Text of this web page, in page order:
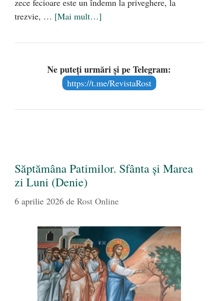
zece fecioare este un îndemn la priveghere, la
trezvie, … [Mai mult…]
Ne puteți urmări și pe Telegram:
https://t.me/RevistaRost
Săptămâna Patimilor. Sfânta și Marea
zi Luni (Denie)
6 aprilie 2026 de Rost Online